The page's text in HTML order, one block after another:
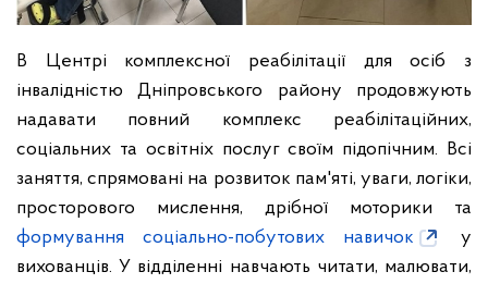
В Центрі комплексної реабілітації для осіб з
інвалідністю Дніпровського району продовжують
надавати повний комплекс реабілітаційних,
соціальних та освітніх послуг своїм підопічним. Всі
заняття, спрямовані на розвиток пам'яті, уваги, логіки,
просторового мислення, дрібної моторики та
формування соціально-побутових навичок
у
вихованців. У відділенні навчають читати, малювати,